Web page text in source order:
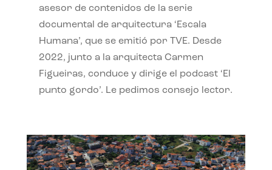
asesor de contenidos de la serie
documental de arquitectura ‘Escala
Humana’, que se emitió por TVE. Desde
2022, junto a la arquitecta Carmen
Figueiras, conduce y dirige el podcast ‘El
punto gordo’. Le pedimos consejo lector.